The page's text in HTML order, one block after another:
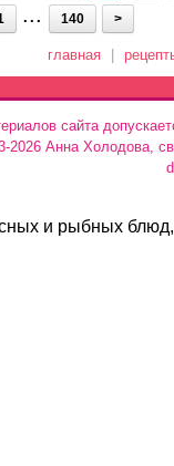
... 140 >
главная
сайта
2026 Анна Холодова,
и рыбных